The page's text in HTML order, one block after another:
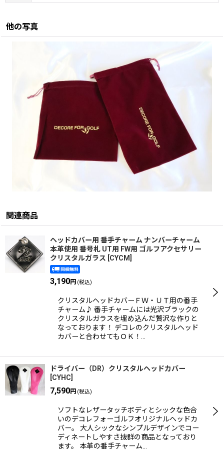
他の写真
関連商品
ヘッドカバー用 番手チャーム ナンバーチャーム
本革使用 番号札 UT用 FW用 ゴルフアクセサリー
クリスタルガラス CYCM
3,190円 (税込)
クリスタルヘッドカバーＦＷ・ＵＴ用の番手
チャーム♪ 番手チャームには光沢ブラックの
クリスタルガラスを埋め込んだ贅沢な作りと
なっております！ デコレのクリスタルヘッド
カバーと合わせてもＯＫ！…
ドライバー（DR）クリスタルヘッドカバー
CYHC
7,590円 (税込)
ソフトなレザータッチボディとシックな色合
いのデコレフォーゴルフオリジナルヘッドカ
バー。 大人シックなシンプルデザインでコー
ディネートしやすさ抜群の商品となっており
ます。 本革の番手チャーム…